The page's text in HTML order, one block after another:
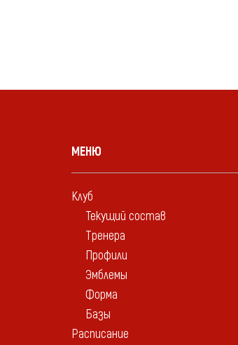
МЕНЮ
Клуб
Текущий состав
Тренера
Профили
Эмблемы
Форма
Базы
Расписание